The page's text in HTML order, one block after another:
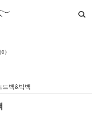
(0)
드백&빅백